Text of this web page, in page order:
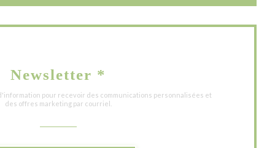
Newsletter *
pour recevoir des communications personnalisées et
des offres marketing par courriel.